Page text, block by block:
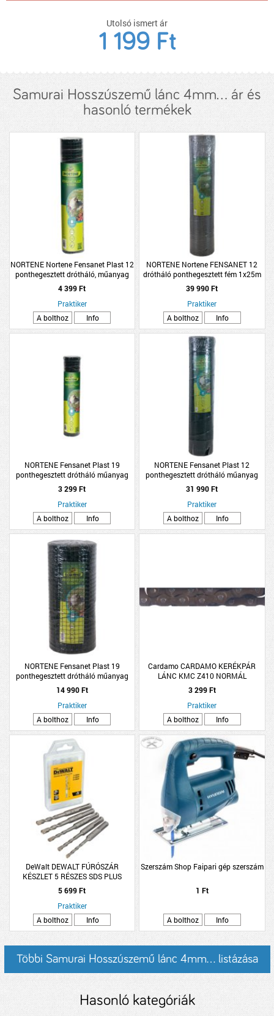
Utolsó ismert ár
1 199 Ft
Samurai Hosszúszemű lánc 4mm... ár és
hasonló termékek
NORTENE Nortene Fensanet Plast 12
ponthegesztett drótháló, műanyag
bevonattal zöld 0,5x5m
4 399 Ft
Praktiker
A bolthoz
Info
NORTENE Nortene FENSANET 12
drótháló ponthegesztett fém 1x25m
ezüst
39 990 Ft
Praktiker
A bolthoz
Info
NORTENE Fensanet Plast 19
ponthegesztett drótháló műanyag
bevonatú zöld 0,5x5m
3 299 Ft
Praktiker
A bolthoz
Info
NORTENE Fensanet Plast 12
ponthegesztett drótháló műanyag
bevonatú zöld 1x25m
31 990 Ft
Praktiker
A bolthoz
Info
NORTENE Fensanet Plast 19
ponthegesztett drótháló műanyag
bevonatú zöld 0,5x25m
14 990 Ft
Praktiker
A bolthoz
Info
Cardamo CARDAMO KERÉKPÁR
LÁNC KMC Z410 NORMÁL
3 299 Ft
Praktiker
A bolthoz
Info
DeWalt DEWALT FÚRÓSZÁR
KÉSZLET 5 RÉSZES SDS PLUS
5 699 Ft
Praktiker
A bolthoz
Info
Szerszám Shop Faipari gép szerszám
1 Ft
A bolthoz Info
Többi Samurai Hosszúszemű lánc 4mm... listázása
Hasonló kategóriák